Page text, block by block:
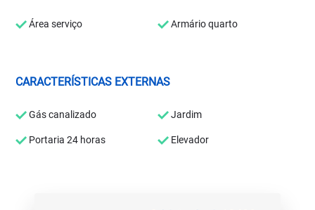
Área serviço Armário quarto
CARACTERÍSTICAS EXTERNAS
Gás canalizado Jardim
Portaria 24 horas Elevador